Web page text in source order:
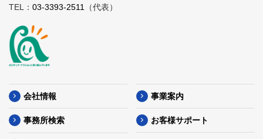
TEL： 03-3393-2511 （代表）
会社情報 事業案内
事務所検索 お客様サポート